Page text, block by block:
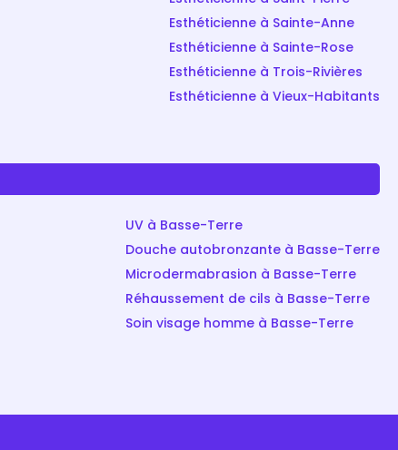
Esthéticienne à Sainte-Anne
Esthéticienne à Sainte-Rose
Esthéticienne à Trois-Rivières
Esthéticienne à Vieux-Habitants
UV à Basse-Terre
Douche autobronzante à Basse-Terre
Microdermabrasion à Basse-Terre
Réhaussement de cils à Basse-Terre
Soin visage homme à Basse-Terre